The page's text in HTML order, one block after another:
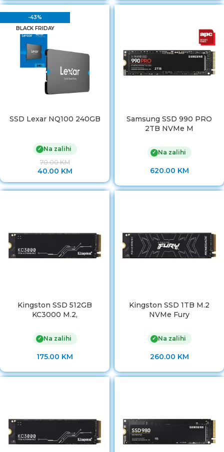
-43%
BLACK FRIDAY
SSD Lexar NQ100 240GB
✓ Na zalihi
70.00KM
40.00 KM
Samsung SSD 990 PRO
2TB NVMe M
✓ Na zalihi
620.00 KM
Kingston SSD 512GB
KC3000 M.2,
✓ Na zalihi
175.00 KM
Kingston SSD 1TB M.2
NVMe Fury
✓ Na zalihi
260.00 KM